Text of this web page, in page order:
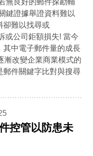
無良好的郵件探勘輔
鍵證據舉證資料難以
卻難以找尋或
或公司鉅額損失! 當今
其中電子郵件量的成長
漸改變企業商業模式的
郵件關鍵字比對與搜尋
控管以防患未